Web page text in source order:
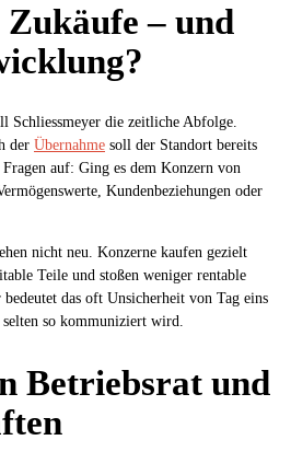
Zukäufe – und
Schliessmeyer die zeitliche Abfolge.
der Übernahme soll der Standort bereits
auf: Ging es dem Konzern von
Kundenbeziehungen oder
nicht neu. Konzerne kaufen gezielt
Teile und stoßen weniger rentable
das oft Unsicherheit von Tag eins
so kommuniziert wird.
Betriebsrat und